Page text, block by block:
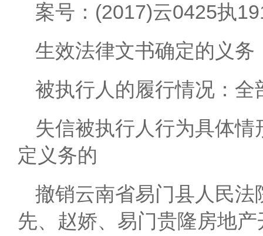
案号：(2017)云0425执
生效法律文书确定的义务
被执行人的履行情况：全
失信被执行人行为具体
定义务的
撤销云南省易门县人民
先、赵娇、易门贵隆房地